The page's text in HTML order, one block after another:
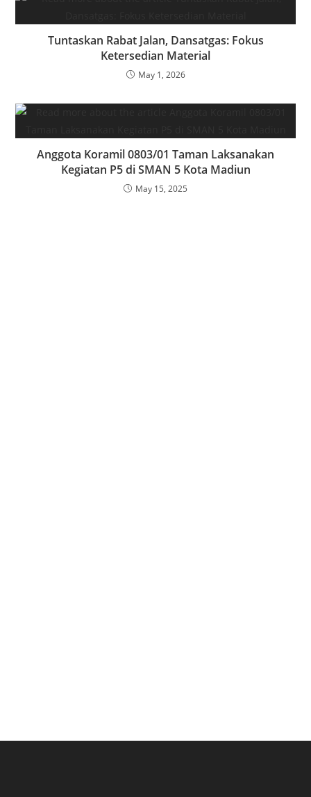
Tuntaskan Rabat Jalan, Dansatgas: Fokus
Ketersedian Material
May 1, 2026
Anggota Koramil 0803/01 Taman Laksanakan
Kegiatan P5 di SMAN 5 Kota Madiun
May 15, 2025